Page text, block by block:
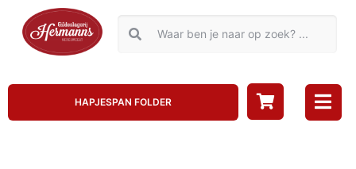
HAPJESPAN FOLDER